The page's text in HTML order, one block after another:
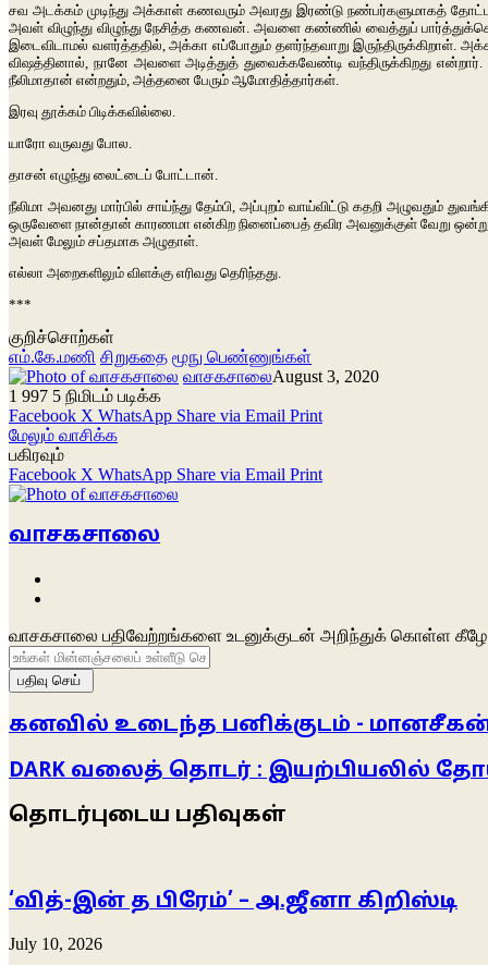
சவ அடக்கம் முடிந்து அக்காள் கணவரும் அவரது இரண்டு நண்பர்களுமாகத்
அவள் விழுந்து விழுந்து நேசித்த கணவன். அவளை கண்ணில் வைத்துப்
இடைவிடாமல் வளர்த்ததில், அக்கா எப்போதும் தளர்ந்தவாறு இருந்திருக்கிறாள்.
விஷத்தினால், நானே அவளை அடித்துத் துவைக்கவேண்டி வந்திருக்கிறது
நீலிமாதான் என்றதும், அத்தனை பேரும் ஆமோதித்தார்கள்.
இரவு தூக்கம் பிடிக்கவில்லை.
யாரோ வருவது போல.
தாசன் எழுந்து லைட்டைப் போட்டான்.
நீலிமா அவனது மார்பில் சாய்ந்து தேம்பி, அப்புறம் வாய்விட்டு கதறி
ஒருவேளை நான்தான் காரணமா என்கிற நினைப்பைத் தவிர அவனுக்குள் வேறு
அவள் மேலும் சப்தமாக அழுதாள்.
எல்லா அறைகளிலும் விளக்கு எரிவது தெரிந்தது.
***
குறிச்சொற்கள்
எம்.கே.மணி சிறுகதை மூநு பெண்ணுங்கள்
வாசகசாலைAugust 3, 2020
1 997 5 நிமிடம் படிக்க
Facebook X WhatsApp Share via Email Print
மேலும் வாசிக்க
பகிரவும்
Facebook X WhatsApp Share via Email Print
வாசகசாலை
வாசகசாலை பதிவேற்றங்களை உடனுக்குடன் அறிந்துக் கொள்ள
உங்கள்
மின்னஞ்சலைப்
உள்ளீடு
கனவில் உடைந்த பனிக்குடம் -
DARK வலைத் தொடர் : இயற்பியலில்
தொடர்புடைய பதிவுகள்
‘வித்-இன் த பிரேம்’ – அ.ஜீனா கிறிஸ்டி
July 10, 2026